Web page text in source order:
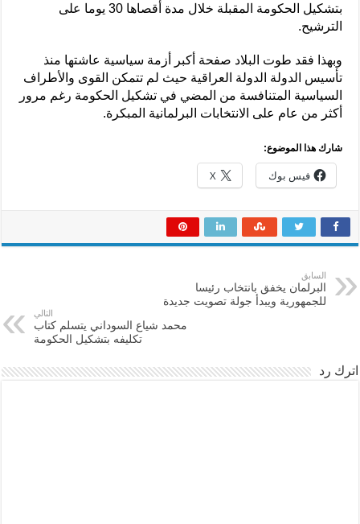
بتشكيل الحكومة المقبلة خلال مدة أقصاها 30 يوما على
الترشيح.
وبهذا فقد طوت البلاد صفحة أكبر أزمة سياسية عاشتها منذ
تأسيس الدولة الدولة العراقية حيث لم تتمكن القوى والأطراف
السياسية المتنافسة من المضي في تشكيل الحكومة رغم مرور
أكثر من عام على الانتخابات البرلمانية المبكرة.
شارك هذا الموضوع:
فيس بوك X
السابق
البرلمان يخفق بانتخاب رئيسا
للجمهورية ويبدأ جولة تصويت جديدة
التالي
محمد شياع السوداني يتسلم كتاب
تكليفه بتشكيل الحكومة
اترك رد